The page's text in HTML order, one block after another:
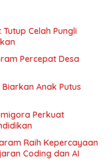
Celah Pungli
Percepat Desa
Anak Putus
Perkuat
Raih Kepercayaan
Coding dan AI